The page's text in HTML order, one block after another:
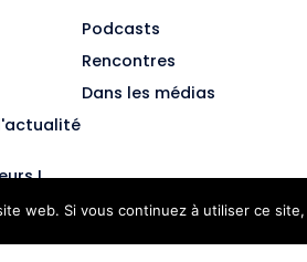
!
Podcasts
Rencontres
Dans les médias
web. Si vous continuez à utiliser ce